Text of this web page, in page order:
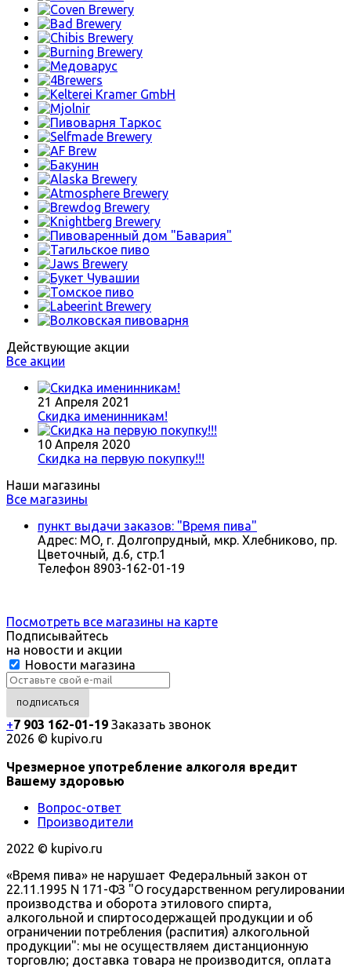
Действующие акции
Все акции
21 Апреля 2021
Скидка именинникам!
10 Апреля 2020
Скидка на первую покупку!!!
Наши магазины
Все магазины
пункт выдачи заказов: "Время пива"
Адрес: МО, г. Долгопрудный, мкр. Хлебниково, пр.
Цветочный, д.6, стр.1
Телефон 8903-162-01-19
Посмотреть все магазины на карте
Подписывайтесь
на новости и акции
Новости магазина
+7 903 162-01-19 Заказать звонок
2026 © kupivo.ru
Чрезмерное употребление алкоголя вредит
Вашему здоровью
Вопрос-ответ
Производители
2022 ©️ kupivo.ru
«Время пива» не нарушает Федеральный закон от
22.11.1995 N 171-ФЗ "О государственном регулировании
производства и оборота этилового спирта,
алкогольной и спиртосодержащей продукции и об
ограничении потребления (распития) алкогольной
продукции": мы не осуществляем дистанционную
торговлю; доставка товара не производится, оплата